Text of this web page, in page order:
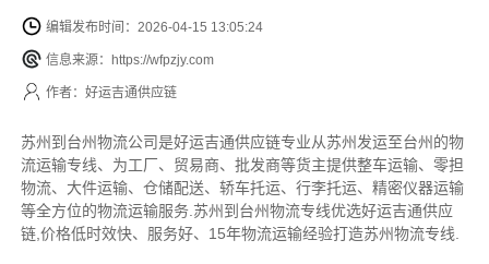
编辑发布时间：2026-04-15 13:05:24
信息来源：https://wfpzjy.com
作者：好运吉通供应链
苏州到台州物流公司是好运吉通供应链专业从苏州发运至台州的物
流运输专线、为工厂、贸易商、批发商等货主提供整车运输、零担
物流、大件运输、仓储配送、轿车托运、行李托运、精密仪器运输
等全方位的物流运输服务.苏州到台州物流专线优选好运吉通供应
链,价格低时效快、服务好、15年物流运输经验打造苏州物流专线.